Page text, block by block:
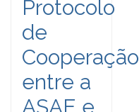
Protocolo
de
Cooperação
entre a
ASAE e